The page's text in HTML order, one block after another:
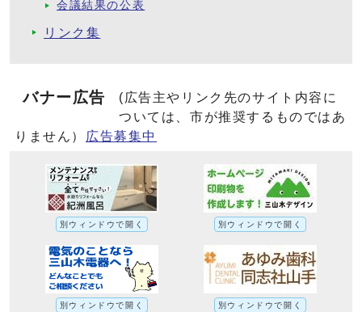
会議結果の公表
リンク集
バナー広告
(広告主やリンク先のサイト内容に
ついては、市が推奨するものではあ
りません）
広告募集中
別ウィンドウで開く 別ウィンドウで開く
別ウィンドウで開く 別ウィンドウで開く